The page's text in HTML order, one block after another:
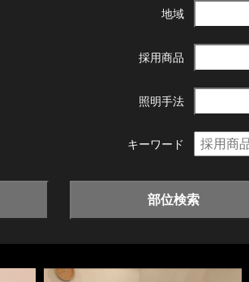
地域
採用商品
照明手法
キーワード
部位検索